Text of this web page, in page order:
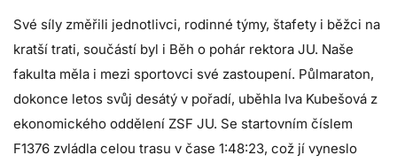
Své síly změřili jednotlivci, rodinné týmy, štafety i běžci na
kratší trati, součástí byl i Běh o pohár rektora JU. Naše
fakulta měla i mezi sportovci své zastoupení. Půlmaraton,
dokonce letos svůj desátý v pořadí, uběhla Iva Kubešová z
ekonomického oddělení ZSF JU. Se startovním číslem
F1376 zvládla celou trasu v čase 1:48:23, což jí vyneslo